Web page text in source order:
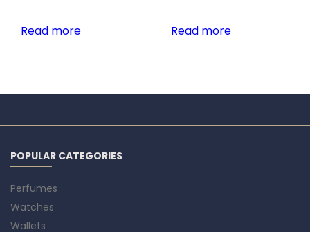
Read more Read more
POPULAR CATEGORIES
Perfumes
Watches
Wallets